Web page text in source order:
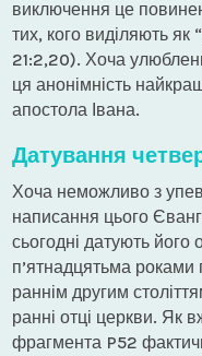
виключення це
тих, кого виділяють як
21:2,20). Хоча
ця анонімність
апостола Івана.
Датування
Хоча неможливо з
написання цього
сьогодні датують
п’ятнадцятьма роками
раннім другим
ранні отці церкви. Як
фрагмента P52